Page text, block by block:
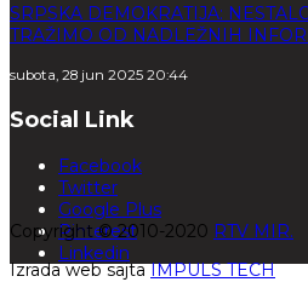
SRPSKA DEMOKRATIJA:
TRAŽIMO OD NADLEŽNIH
subota, 28 jun 2025 20:44
Social Link
Facebook
Twitter
Google Plus
Pinterest
Linkedin
Copyright © 2010-2020 RTV MIR.
Izrada web sajtaIMPULS TECH